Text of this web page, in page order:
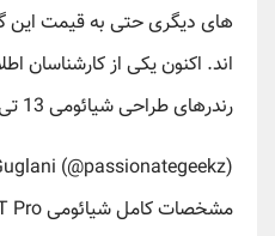
های دیگری حتی به قیمت این
اند. اکنون یکی از کارشناسان
رندرهای طراحی شیائومی 13 تی پرو را فاش کرده است.